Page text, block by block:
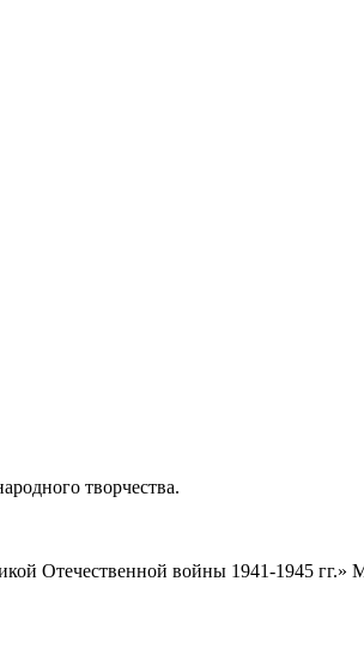
творчества.
Отечественной войны 1941-1945 гг.»